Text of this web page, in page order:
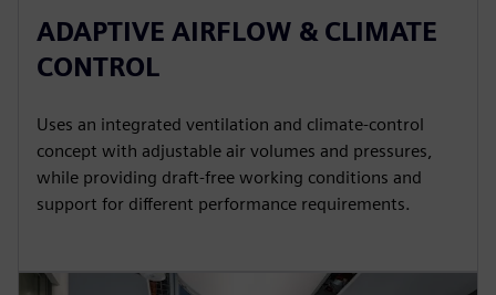
ADAPTIVE AIRFLOW & CLIMATE
CONTROL
Uses an integrated ventilation and climate-control
concept with adjustable air volumes and pressures,
while providing draft-free working conditions and
support for different performance requirements.